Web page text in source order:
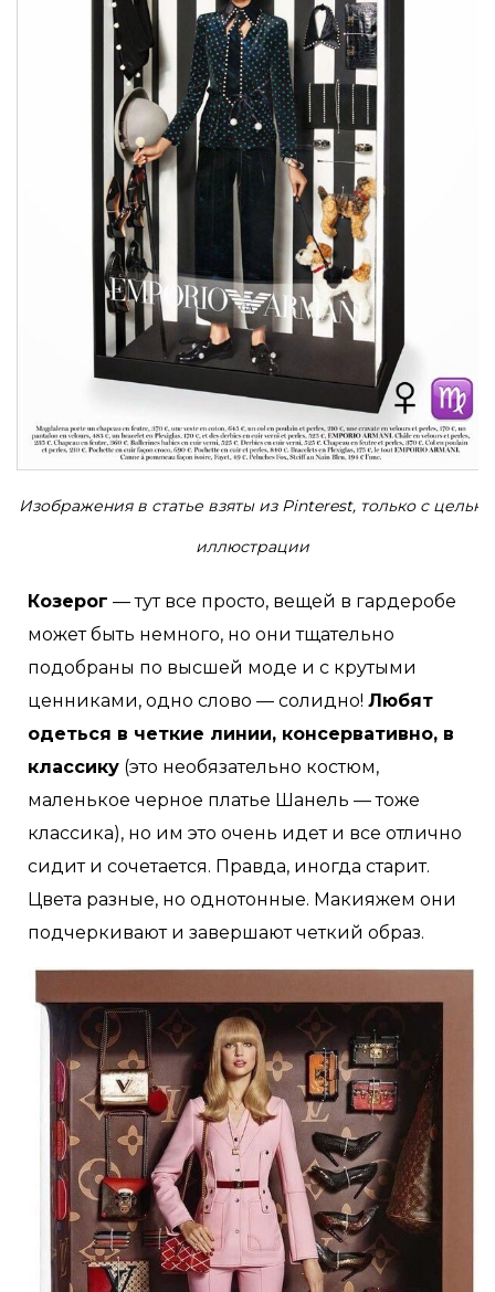
Изображения в статье взяты из Pinterest, только с целью
иллюстрации
Козерог — тут все просто, вещей в гардеробе
может быть немного, но они тщательно
подобраны по высшей моде и с крутыми
ценниками, одно слово — солидно! Любят
одеться в четкие линии, консервативно, в
классику (это необязательно костюм,
маленькое черное платье Шанель — тоже
классика), но им это очень идет и все отлично
сидит и сочетается. Правда, иногда старит.
Цвета разные, но однотонные. Макияжем они
подчеркивают и завершают четкий образ.